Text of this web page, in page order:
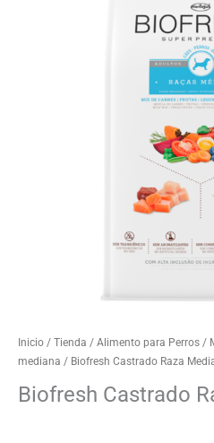
Inicio / Tienda / Alimento para Perros /
mediana / Biofresh Castrado Raza
Biofresh Castrado